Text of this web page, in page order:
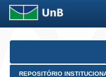
Skip
REPOSITÓRIO